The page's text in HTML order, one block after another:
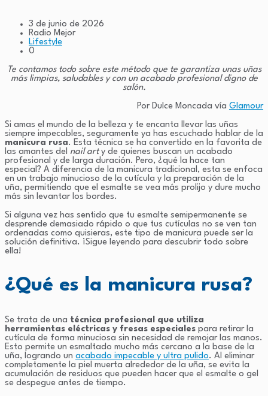
3 de junio de 2026
Radio Mejor
Lifestyle
0
Te contamos todo sobre este método que te garantiza unas uñas
más limpias, saludables y con un acabado profesional digno de
salón.
Por Dulce Moncada vía Glamour
Si amas el mundo de la belleza y te encanta llevar las uñas
siempre impecables, seguramente ya has escuchado hablar de la
manicura rusa. Esta técnica se ha convertido en la favorita de
las amantes del nail arty de quienes buscan un acabado
profesional y de larga duración. Pero, ¿qué la hace tan
especial? A diferencia de la manicura tradicional, esta se enfoca
en un trabajo minucioso de la cutícula y la preparación de la
uña, permitiendo que el esmalte se vea más prolijo y dure mucho
más sin levantar los bordes.
Si alguna vez has sentido que tu esmalte semipermanente se
desprende demasiado rápido o que tus cutículas no se ven tan
ordenadas como quisieras, este tipo de manicura puede ser la
solución definitiva. ¡Sigue leyendo para descubrir todo sobre
ella!
¿Qué es la manicura rusa?
Se trata de una técnica profesional que utiliza
herramientas eléctricas y fresas especiales para retirar la
cutícula de forma minuciosa sin necesidad de remojar las manos.
Esto permite un esmaltado mucho más cercano a la base de la
uña, logrando un acabado impecable y ultra pulido. Al eliminar
completamente la piel muerta alrededor de la uña, se evita la
acumulación de residuos que pueden hacer que el esmalte o gel
se despegue antes de tiempo.